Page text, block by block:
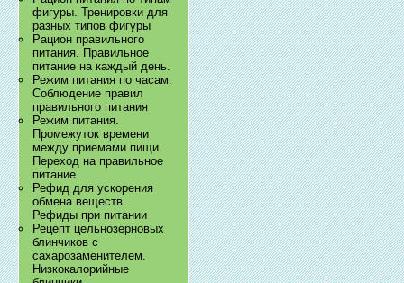
фигуры. Тренировки для
разных типов фигуры
Рацион правильного
питания. Правильное
питание на каждый день.
Режим питания по часам.
Соблюдение правил
правильного питания
Режим питания.
Промежуток времени
между приемами пищи.
Переход на правильное
питание
Рефид для ускорения
обмена веществ.
Рефиды при питании
Рецепт цельнозерновых
блинчиков с
сахарозаменителем.
Низкокалорийные